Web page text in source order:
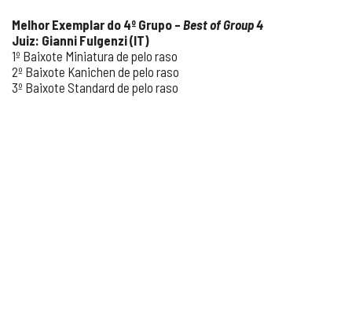
Melhor Exemplar do 4º Grupo – Best of Group 4
Juiz: Gianni Fulgenzi (IT)
1º Baixote Miniatura de pelo raso
2º Baixote Kanichen de pelo raso
3º Baixote Standard de pelo raso